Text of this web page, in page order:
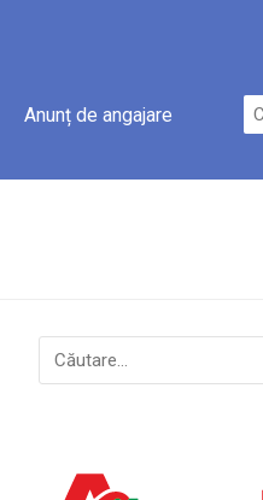
Anunț de angajare
Caută
după: